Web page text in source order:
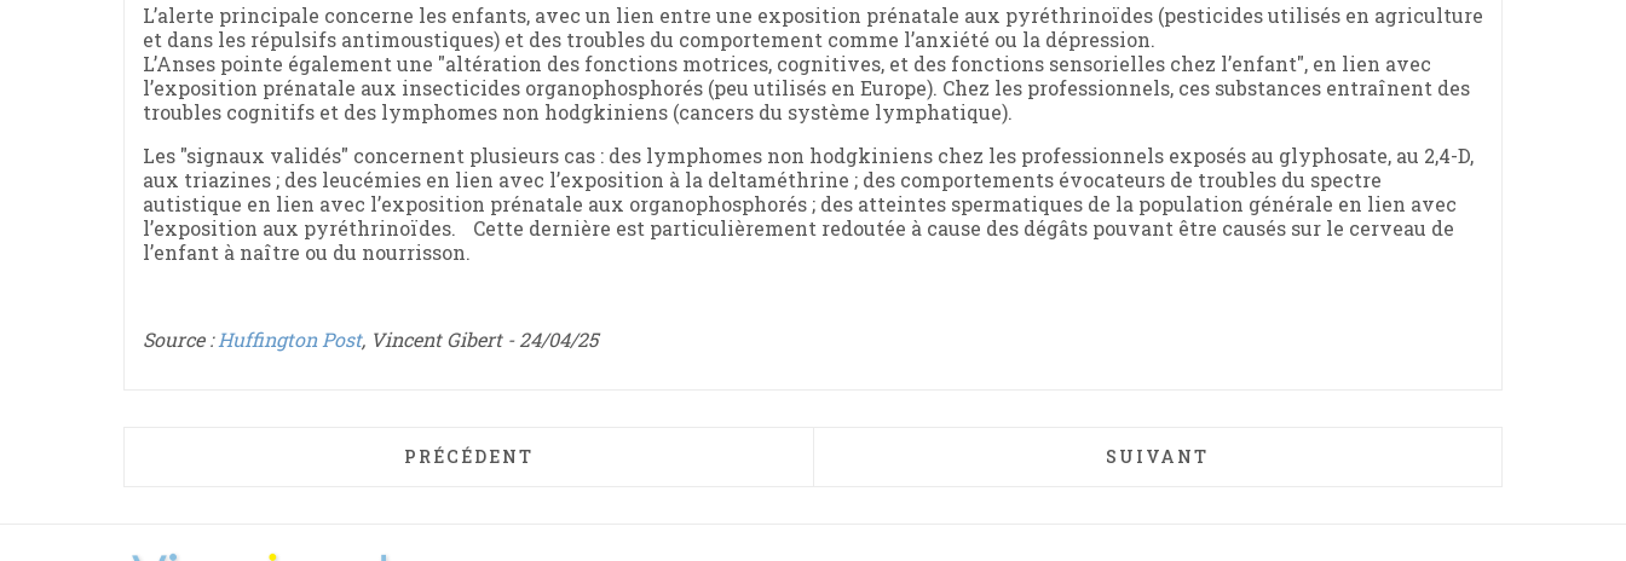
L’alerte principale concerne les enfants, avec un lien entre une exposition prénatale aux pyréthrinoïdes (pesticides utilisés en agriculture
et dans les répulsifs antimoustiques) et des troubles du comportement comme l’anxiété ou la dépression.
L’Anses pointe également une "altération des fonctions motrices, cognitives, et des fonctions sensorielles chez l’enfant", en lien avec
l’exposition prénatale aux insecticides organophosphorés (peu utilisés en Europe). Chez les professionnels, ces substances entraînent des
troubles cognitifs et des lymphomes non hodgkiniens (cancers du système lymphatique).
Les "signaux validés" concernent plusieurs cas : des lymphomes non hodgkiniens chez les professionnels exposés au glyphosate, au 2,4-D,
aux triazines ; des leucémies en lien avec l’exposition à la deltaméthrine ; des comportements évocateurs de troubles du spectre
autistique en lien avec l’exposition prénatale aux organophosphorés ; des atteintes spermatiques de la population générale en lien avec
l’exposition aux pyréthrinoïdes. Cette dernière est particulièrement redoutée à cause des dégâts pouvant être causés sur le cerveau de
l’enfant à naître ou du nourrisson.
Source :Huffington Post, Vincent Gibert - 24/04/25
ARTICLE PRÉCÉDENT : MORT DU PAPE : COMMENT FRANÇOIS A CONVERTI DES CHRÉTIENS DE FRANCE À
PRÉCÉDENT ARTICLE SUIVANT : CACAO, CAFÉ, VANILLE…
SUIVANT